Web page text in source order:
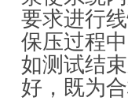
要求进行
保压过程
如测试结
好，既为